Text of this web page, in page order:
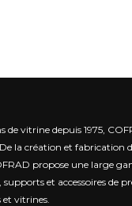
de vitrine depuis 1975,
De la création et fabrication
propose une large
et accessoires de
et vitrines.